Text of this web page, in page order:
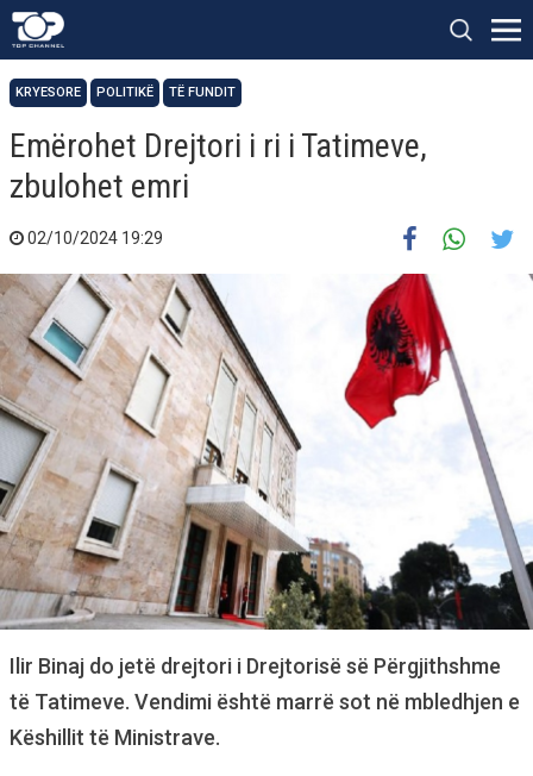
KRYESORE POLITIKË TË FUNDIT
Emërohet Drejtori i ri i Tatimeve,
zbulohet emri
02/10/2024 19:29
Ilir Binaj do jetë drejtori i Drejtorisë së Përgjithshme
të Tatimeve. Vendimi është marrë sot në mbledhjen e
Këshillit të Ministrave.